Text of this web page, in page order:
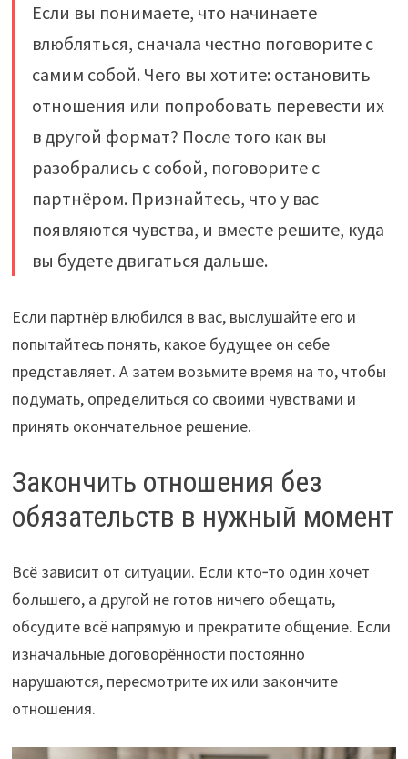
Если вы понимаете, что начинаете
влюбляться, сначала честно поговорите с
самим собой. Чего вы хотите: остановить
отношения или попробовать перевести их
в другой формат? После того как вы
разобрались с собой, поговорите с
партнёром. Признайтесь, что у вас
появляются чувства, и вместе решите, куда
вы будете двигаться дальше.
Если партнёр влюбился в вас, выслушайте его и
попытайтесь понять, какое будущее он себе
представляет. А затем возьмите время на то, чтобы
подумать, определиться со своими чувствами и
принять окончательное решение.
Закончить отношения без
обязательств в нужный момент
Всё зависит от ситуации. Если кто‑то один хочет
большего, а другой не готов ничего обещать,
обсудите всё напрямую и прекратите общение. Если
изначальные договорённости постоянно
нарушаются, пересмотрите их или закончите
отношения.